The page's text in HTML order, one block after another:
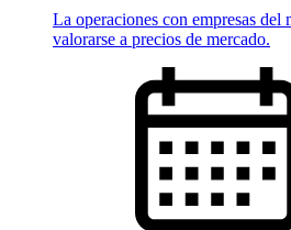
La operaciones con empresas del
valorarse a precios de mercado.